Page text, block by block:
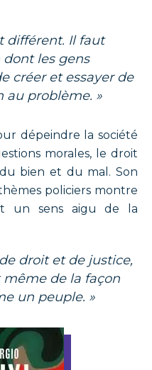
différent. Il faut
les gens
créer et essayer de
au problème. »
dépeindre la société
morales, le droit
bien et du mal. Son
policiers montre
un sens aigu de la
droit et de justice,
de la façon
un peuple. »